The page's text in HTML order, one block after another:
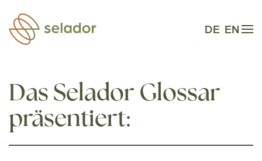
Zum Hauptinhalt springen DE EN
Das Selador Glossar
präsentiert: